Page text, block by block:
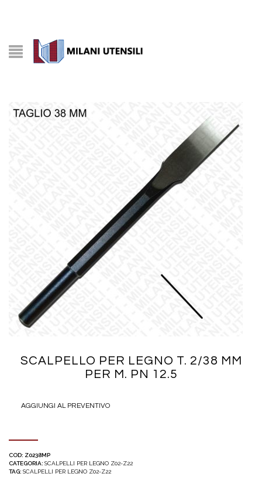
SCALPELLO PER LEGNO T. 2/38 MM
PER M. PN 12.5
AGGIUNGI AL PREVENTIVO
COD: Z0238MP
CATEGORIA: SCALPELLI PER LEGNO Z02-Z22
TAG: SCALPELLI PER LEGNO Z02-Z22